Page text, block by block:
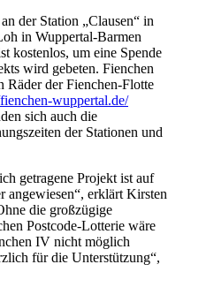
der Station „Clausen“ in
in Wuppertal-Barmen
kostenlos, um eine Spende
wird gebeten. Fienchen
Räder der Fienchen-Flotte
wuppertal.de/
sich auch die
der Stationen und
getragene Projekt ist auf
angewiesen“, erklärt Kirsten
die großzügige
Postcode-Lotterie wäre
IV nicht möglich
für die Unterstützung“,